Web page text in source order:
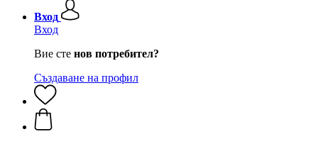
Вход
Вход
Вие сте нов потребител?
Създаване на профил